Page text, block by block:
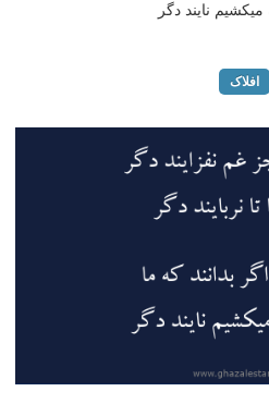
نایند دگر
افلاک